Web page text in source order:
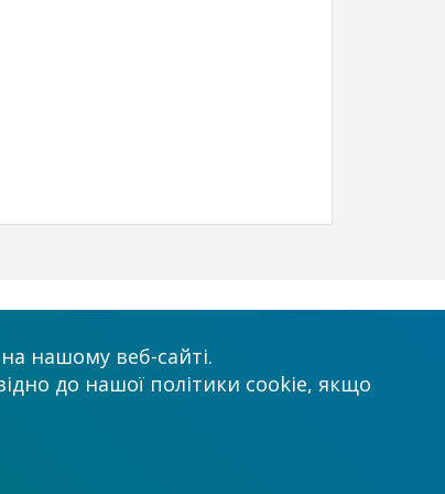
нашому веб-сайті.
до нашої політики cookie, якщо